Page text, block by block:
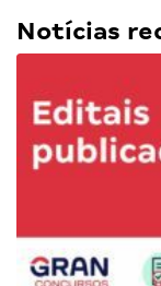
Notícias